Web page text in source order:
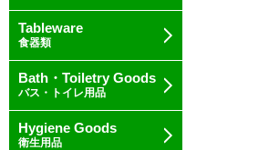
Tableware
食器類
Bath・Toiletry Goods
バス・トイレ用品
Hygiene Goods
衛生用品